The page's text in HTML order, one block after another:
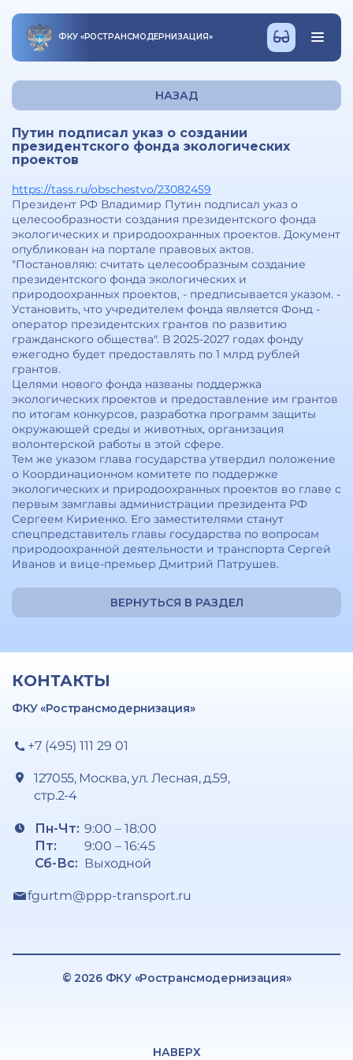
ФКУ «РОСТРАНСМОДЕРНИЗАЦИЯ»
НАЗАД
Путин подписал указ о создании
президентского фонда экологических
проектов
https://tass.ru/obschestvo/23082459
Президент РФ Владимир Путин подписал указ о
целесообразности создания президентского фонда
экологических и природоохранных проектов. Документ
опубликован на портале правовых актов.
"Постановляю: считать целесообразным создание
президентского фонда экологических и
природоохранных проектов, - предписывается указом. -
Установить, что учредителем фонда является Фонд -
оператор президентских грантов по развитию
гражданского общества". В 2025-2027 годах фонду
ежегодно будет предоставлять по 1 млрд рублей
грантов.
Целями нового фонда названы поддержка
экологических проектов и предоставление им грантов
по итогам конкурсов, разработка программ защиты
окружающей среды и животных, организация
волонтерской работы в этой сфере.
Тем же указом глава государства утвердил положение
о Координационном комитете по поддержке
экологических и природоохранных проектов во главе с
первым замглавы администрации президента РФ
Сергеем Кириенко. Его заместителями станут
спецпредставитель главы государства по вопросам
природоохранной деятельности и транспорта Сергей
Иванов и вице-премьер Дмитрий Патрушев.
ВЕРНУТЬСЯ В РАЗДЕЛ
КОНТАКТЫ
ФКУ «Ространсмодернизация»
+7 (495) 111 29 01
127055, Москва, ул. Лесная, д.59,
стр.2-4
Пн-Чт:
Пт:
Сб-Вс:
9:00 – 18:00
9:00 – 16:45
Выходной
fgurtm@ppp-transport.ru
© 2026 ФКУ «Ространсмодернизация»
НАВЕРХ